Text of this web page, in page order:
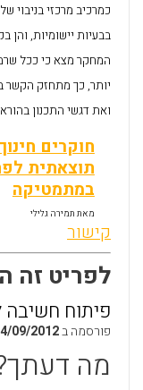
כמרכיב מרכזי בניבוי
בבעיות יישומיות,
המחקר מצא כי ככל
יותר, כך מתחזק הקשר
ואת דגשי התכנון
חוקרים
תוצאתית
במתמטיקה
מאת תמירה גלילי
קישור
לפריט זה
פיתוח
פורסמה ב09/2012
מה